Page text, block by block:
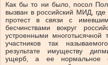
Как бы то ни было, посол
вызван в российский МИД,
протест в связи с
бесчинствами вокруг
устроенными многотысячной
участников так
результате имуществу
ущерб, а ее нормальное